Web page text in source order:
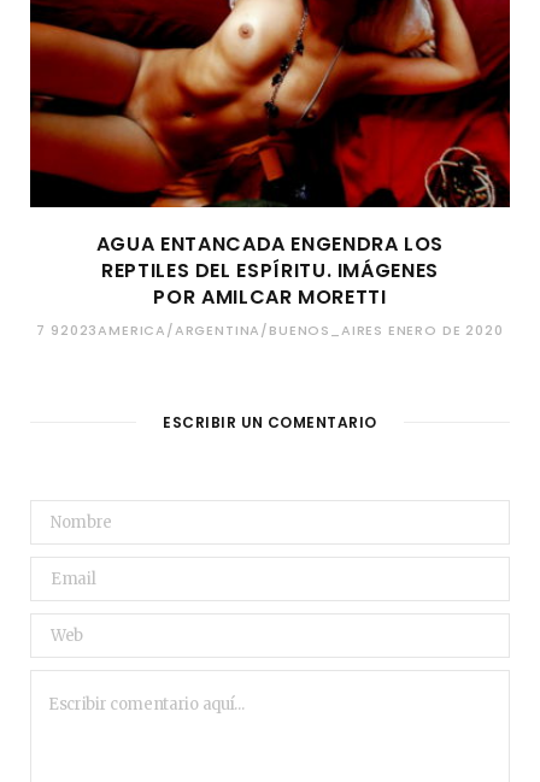
AGUA ENTANCADA ENGENDRA LOS
REPTILES DEL ESPÍRITU. IMÁGENES
POR AMILCAR MORETTI
7 92023AMERICA/ARGENTINA/BUENOS_AIRES ENERO DE 2020
ESCRIBIR UN COMENTARIO